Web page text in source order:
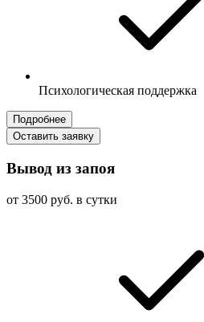
Психологическая поддержка
Подробнее
Оставить заявку
Вывод из запоя
от 3500 руб. в сутки